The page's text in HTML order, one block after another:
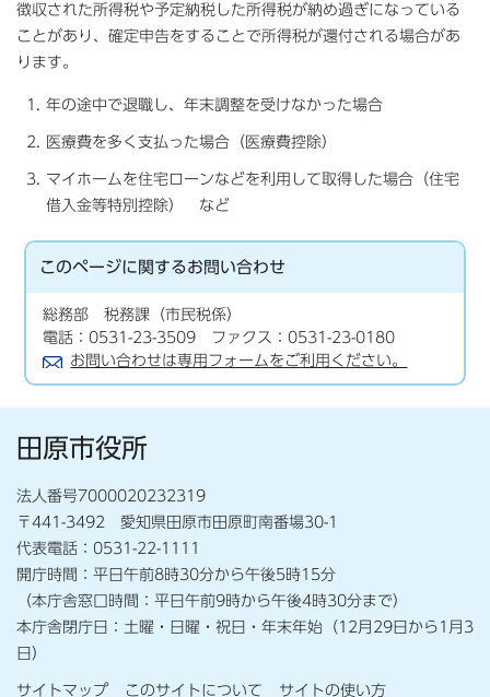
徴収された所得税や予定納税した所得税が納め過ぎになっている
ことがあり、確定申告をすることで所得税が還付される場合があ
ります。
年の途中で退職し、年末調整を受けなかった場合
医療費を多く支払った場合（医療費控除）
マイホームを住宅ローンなどを利用して取得した場合（住宅
借入金等特別控除） など
このページに関するお問い合わせ
総務部 税務課（市民税係）
電話：0531-23-3509 ファクス：0531-23-0180
お問い合わせは専用フォームをご利用ください。
田原市役所
法人番号7000020232319
〒441-3492 愛知県田原市田原町南番場30-1
代表電話：0531-22-1111
開庁時間：平日午前8時30分から午後5時15分
（本庁舎窓口時間：平日午前9時から午後4時30分まで）
本庁舎閉庁日：土曜・日曜・祝日・年末年始（12月29日から1月3
日）
サイトマップ このサイトについて サイトの使い方